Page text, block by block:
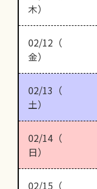
木）
02/12（
金）
02/13（
土）
02/14（
日）
02/15（